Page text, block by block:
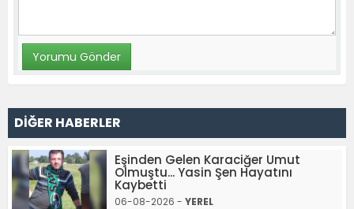
DİĞER HABERLER
Eşinden Gelen Karaciğer Umut
Olmuştu... Yasin Şen Hayatını
Kaybetti
06-08-2026 - YEREL